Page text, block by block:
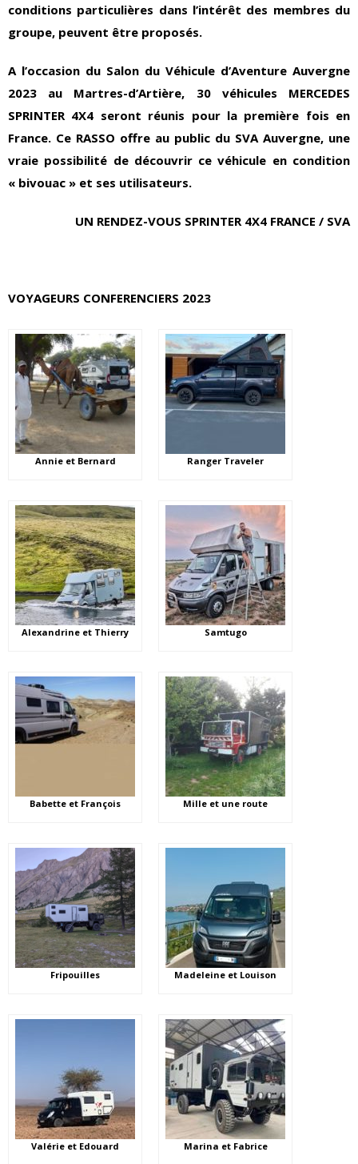
conditions particulières dans l’intérêt des membres du
groupe, peuvent être proposés.
A l’occasion du Salon du Véhicule d’Aventure Auvergne
2023 au Martres-d’Artière, 30 véhicules MERCEDES
SPRINTER 4X4 seront réunis pour la première fois en
France. Ce RASSO offre au public du SVA Auvergne, une
vraie possibilité de découvrir ce véhicule en condition
« bivouac » et ses utilisateurs.
UN RENDEZ-VOUS SPRINTER 4X4 FRANCE / SVA
VOYAGEURS CONFERENCIERS 2023
Annie et Bernard Ranger Traveler
Alexandrine et Thierry Samtugo
Babette et François Mille et une route
Fripouilles Madeleine et Louison
Valérie et Edouard Marina et Fabrice